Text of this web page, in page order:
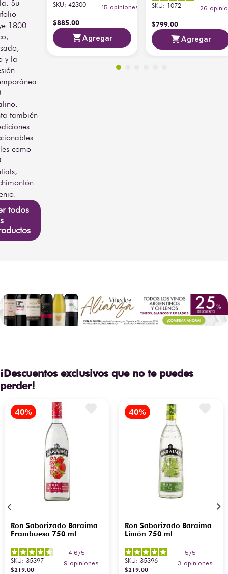
premium contemporáneos,
pensado para paladares
exigentes que buscan
elegancia y distinción en
cada sorbo.
Su
1800
y la
también
como
todos
15 opiniones
SKU: 42300
$885.00
Agregar
26
SKU: 1072
$799.00
Agregar
¡Descuentos exclusivos que no te puedes
perder!
Ron Saborizado Baraima
Frambuesa 750 ml
4.6 /5
-
9 opiniones
SKU: 35397
$219.00
Ron Saborizado Baraima
Limón 750 ml
5 /5
-
3 opiniones
SKU: 35396
$219.00